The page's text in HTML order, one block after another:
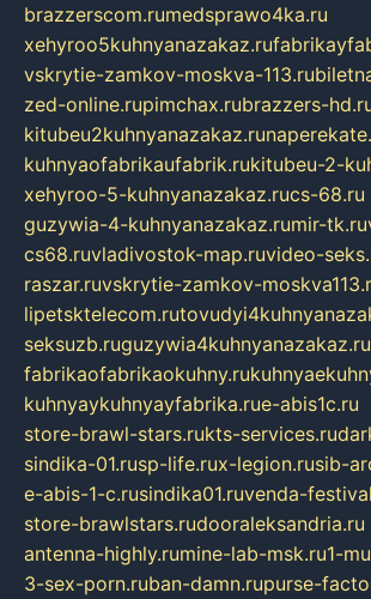
brazzerscom.rumedsprawo4ka.ru
xehyroo5kuhnyanazakaz.ru
vskrytie-zamkov-moskva-113.ru
zed-online.rupimchax.rubrazzers-
kitubeu2kuhnyanazakaz.ru
kuhnyaofabrikaufabrik.rukitubeu-2-
xehyroo-5-kuhnyanazakaz.rucs-68.ru
guzywia-4-kuhnyanazakaz.rumir-tk.ru
cs68.ruvladivostok-map.ruvideo-
raszar.ruvskrytie-zamkov-
lipetsktelecom.ru
seksuzb.ruguzywia4kuhnyanazakaz.ru
fabrikaofabrikaokuhny.ru
kuhnyaykuhnyayfabrika.rue-abis1c.ru
store-brawl-stars.rukts-services.ru
sindika-01.rusp-life.rux-legion.rusib-
e-abis-1-c.rusindika01.ruvenda-
store-brawlstars.rudooraleksandria.ru
antenna-highly.rumine-lab-msk.ru1-
3-sex-porn.ruban-damn.rupurse-